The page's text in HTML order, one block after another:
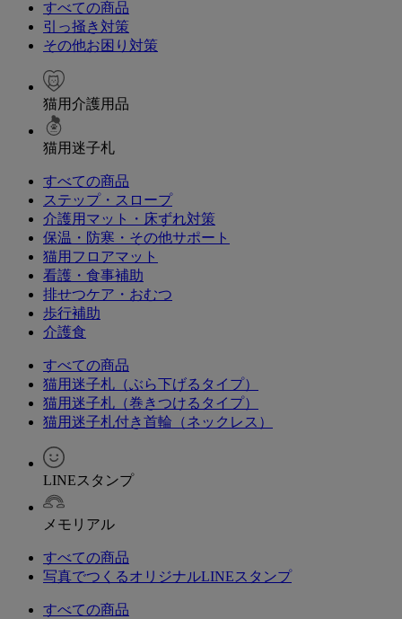
すべての商品
引っ掻き対策
その他お困り対策
猫用介護用品
猫用迷子札
すべての商品
ステップ・スロープ
介護用マット・床ずれ対策
保温・防寒・その他サポート
猫用フロアマット
看護・食事補助
排せつケア・おむつ
歩行補助
介護食
すべての商品
猫用迷子札（ぶら下げるタイプ）
猫用迷子札（巻きつけるタイプ）
猫用迷子札付き首輪（ネックレス）
LINEスタンプ
メモリアル
すべての商品
写真でつくるオリジナルLINEスタンプ
すべての商品